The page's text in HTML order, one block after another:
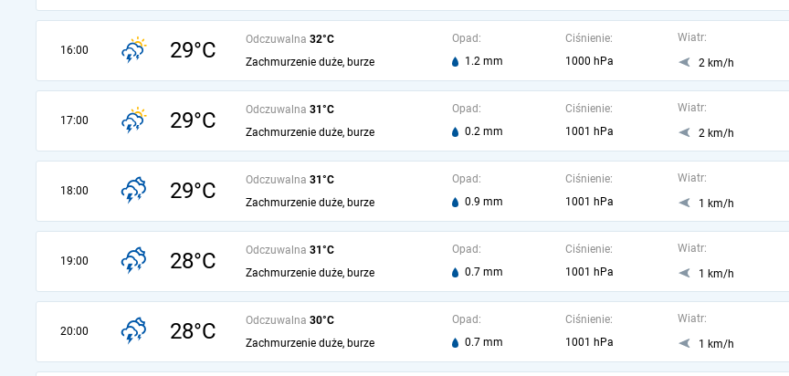
16:00 29°C Odczuwalna 32°C
Zachmurzenie duże, burze
Opad:
1.2 mm
Ciśnienie:
1000 hPa
Wiatr:
2 km/h
17:00 29°C Odczuwalna 31°C
Zachmurzenie duże, burze
Opad:
0.2 mm
Ciśnienie:
1001 hPa
Wiatr:
2 km/h
18:00 29°C Odczuwalna 31°C
Zachmurzenie duże, burze
Opad:
0.9 mm
Ciśnienie:
1001 hPa
Wiatr:
1 km/h
19:00 28°C Odczuwalna 31°C
Zachmurzenie duże, burze
Opad:
0.7 mm
Ciśnienie:
1001 hPa
Wiatr:
1 km/h
20:00 28°C Odczuwalna 30°C
Zachmurzenie duże, burze
Opad:
0.7 mm
Ciśnienie:
1001 hPa
Wiatr:
1 km/h